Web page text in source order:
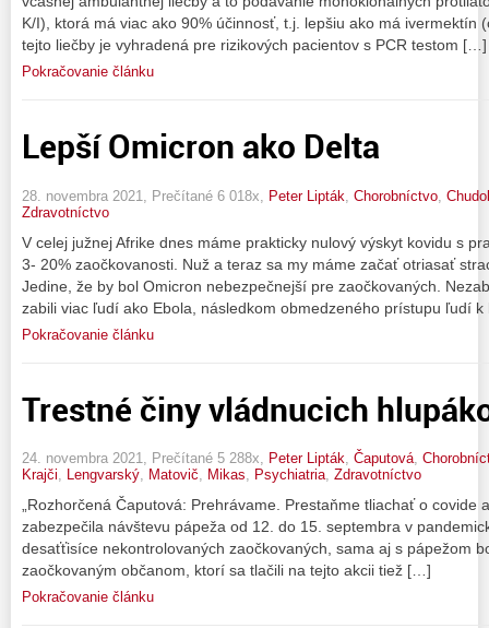
K/I), ktorá má viac ako 90% účinnosť, t.j. lepšiu ako má ivermektín
tejto liečby je vyhradená pre rizikových pacientov s PCR testom […]
Pokračovanie článku
Lepší Omicron ako Delta
28. novembra 2021, Prečítané 6 018x, Peter Lipták Chorobníctvo
Zdravotníctvo
V celej južnej Afrike dnes máme prakticky nulový výskyt kovidu s
3- 20% zaočkovanosti. Nuž a teraz sa my máme začať otriasať
Jedine, že by bol Omicron nebezpečnejší pre zaočkovaných.
zabili viac ľudí ako Ebola, následkom obmedzeného prístupu ľudí
Pokračovanie článku
Trestné činy vládnucich
24. novembra 2021, Prečítané 5 288x, Peter Lipták, Čaputová,
Krajči, Lengvarský, Matovič, Mikas, Psychiatria, Zdravotníctvo
„Rozhorčená Čaputová: Prehrávame. Prestaňme tliachať o covide
zabezpečila návštevu pápeža od 12. do 15. septembra v
desaťťisíce nekontrolovaných zaočkovaných, sama aj s pápežom
zaočkovaným občanom, ktorí sa tlačili na tejto akcii tiež […]
Pokračovanie článku